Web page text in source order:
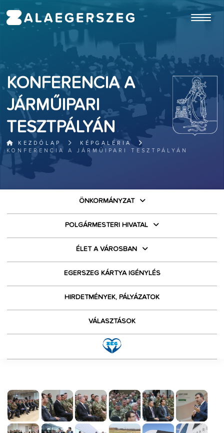
ugrás a fő tartalomhoz
KONFERENCIA A
JÁRMŰIPARI
TESZTPÁLYÁN
KEZDŐLAP
KÉPGALÉRIA
KONFERENCIA A JÁRMŰIPARI TESZTPÁLYÁN
ÖNKORMÁNYZAT
POLGÁRMESTERI HIVATAL
ÉLET A VÁROSBAN
EGERSZEG KÁRTYA IGÉNYLÉS
HIRDETMÉNYEK, PÁLYÁZATOK
VÁLASZTÁSOK